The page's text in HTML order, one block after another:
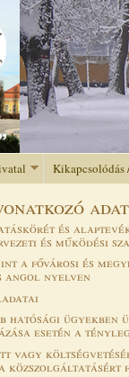
Kikapcsolódás
és
és működési
a fővárosi és
angol nyelven
hatósági
esetén a